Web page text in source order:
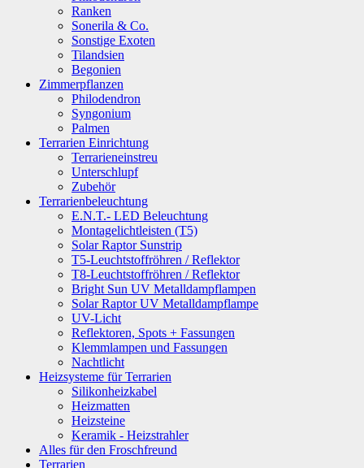
Ranken
Sonerila & Co.
Sonstige Exoten
Tilandsien
Begonien
Zimmerpflanzen
Philodendron
Syngonium
Palmen
Terrarien Einrichtung
Terrarieneinstreu
Unterschlupf
Zubehör
Terrarienbeleuchtung
E.N.T.- LED Beleuchtung
Montagelichtleisten (T5)
Solar Raptor Sunstrip
T5-Leuchtstoffröhren / Reflektor
T8-Leuchtstoffröhren / Reflektor
Bright Sun UV Metalldampflampen
Solar Raptor UV Metalldampflampe
UV-Licht
Reflektoren, Spots + Fassungen
Klemmlampen und Fassungen
Nachtlicht
Heizsysteme für Terrarien
Silikonheizkabel
Heizmatten
Heizsteine
Keramik - Heizstrahler
Alles für den Froschfreund
Terrarien